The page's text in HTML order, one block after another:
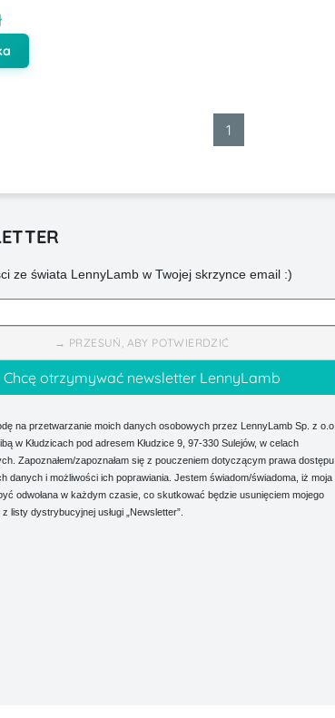
1
ze świata LennyLamb w Twojej skrzynce email :)
→ PRZESUŃ, ABY POTWIERDZIĆ
na przetwarzanie moich danych osobowych przez LennyLamb Sp. z o.o.
w Kłudzicach pod adresem Kłudzice 9, 97-330 Sulejów, w celach
Zapoznałem/zapoznałam się z pouczeniem dotyczącym prawa dostępu
danych i możliwości ich poprawiania. Jestem świadom/świadoma, iż moja
odwołana w każdym czasie, co skutkować będzie usunięciem mojego
listy dystrybucyjnej usługi „Newsletter”.